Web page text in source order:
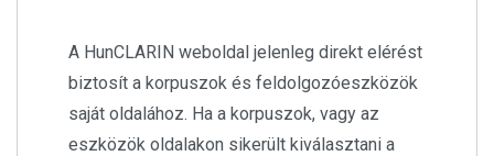
A HunCLARIN weboldal jelenleg direkt elérést
biztosít a korpuszok és feldolgozóeszközök
saját oldalához. Ha a korpuszok, vagy az
eszközök oldalakon sikerült kiválasztani a